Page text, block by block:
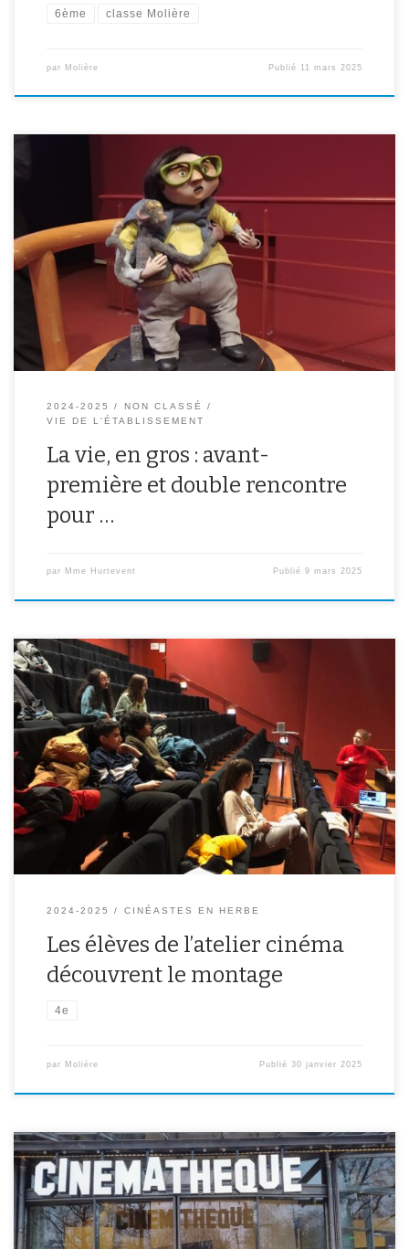
6ème classe Molière
par Molière Publié 11 mars 2025
Nous avons passé l’après-midi du 11 février au Luxy pour
rencontrer un auteur, une réalisatrice et voir l’avant première d’un
film. Retour sur l’histoire de cette demi-journée particulière. En
classe, nous avons lu le livre La vie , en gros de Mickaël Olivier .
Dans le livre, nous avons découvert […]
2024-2025
NON CLASSÉ
VIE DE L'ÉTABLISSEMENT
La vie, en gros : avant-
première et double rencontre
pour …
par Mme Hurtevent Publié9 mars 2025
Les élèves de 4ème de l’atelier cinéma se sont rendus au cinéma
Le Luxy pour faire un atelier avec une table mash-up, qui sert au
montage des films. Une façon ludique de découvrir les principes
et les contraintes du montage au cinéma.
2024-2025 CINÉASTES EN HERBE
Les élèves de l’atelier cinéma
découvrent le montage
4e
par Molière Publié30 janvier 2025
La Cinémathèque française a ouvert ses portes à nos 3èmes pour
une expérience unique alliant histoire du cinéma et création
artistique. Pendant deux journées entières, les 3A ont pu découvrir